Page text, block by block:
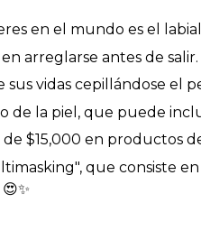
en el mundo es el labial
arreglarse antes de salir.
vidas cepillándose el
de la piel, que puede
$15,000 en productos
que consiste